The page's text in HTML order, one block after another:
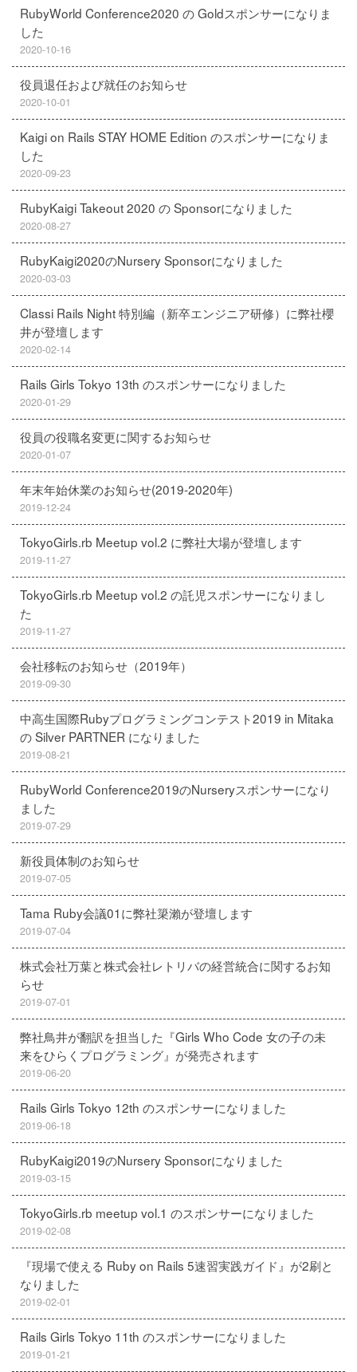
RubyWorld Conference2020 の Goldスポンサーになりま
した
2020-10-16
役員退任および就任のお知らせ
2020-10-01
Kaigi on Rails STAY HOME Edition のスポンサーになりま
した
2020-09-23
RubyKaigi Takeout 2020 の Sponsorになりました
2020-08-27
RubyKaigi2020のNursery Sponsorになりました
2020-03-03
Classi Rails Night 特別編（新卒エンジニア研修）に弊社櫻
井が登壇します
2020-02-14
Rails Girls Tokyo 13th のスポンサーになりました
2020-01-29
役員の役職名変更に関するお知らせ
2020-01-07
年末年始休業のお知らせ(2019-2020年)
2019-12-24
TokyoGirls.rb Meetup vol.2 に弊社大場が登壇します
2019-11-27
TokyoGirls.rb Meetup vol.2 の託児スポンサーになりまし
た
2019-11-27
会社移転のお知らせ（2019年）
2019-09-30
中高生国際Rubyプログラミングコンテスト2019 in Mitaka
の Silver PARTNER になりました
2019-08-21
RubyWorld Conference2019のNurseryスポンサーになり
ました
2019-07-29
新役員体制のお知らせ
2019-07-05
Tama Ruby会議01に弊社簗瀨が登壇します
2019-07-04
株式会社万葉と株式会社レトリバの経営統合に関するお知
らせ
2019-07-01
弊社鳥井が翻訳を担当した『Girls Who Code 女の子の未
来をひらくプログラミング』が発売されます
2019-06-20
Rails Girls Tokyo 12th のスポンサーになりました
2019-06-18
RubyKaigi2019のNursery Sponsorになりました
2019-03-15
TokyoGirls.rb meetup vol.1 のスポンサーになりました
2019-02-08
『現場で使える Ruby on Rails 5速習実践ガイド』が2刷と
なりました
2019-02-01
Rails Girls Tokyo 11th のスポンサーになりました
2019-01-21